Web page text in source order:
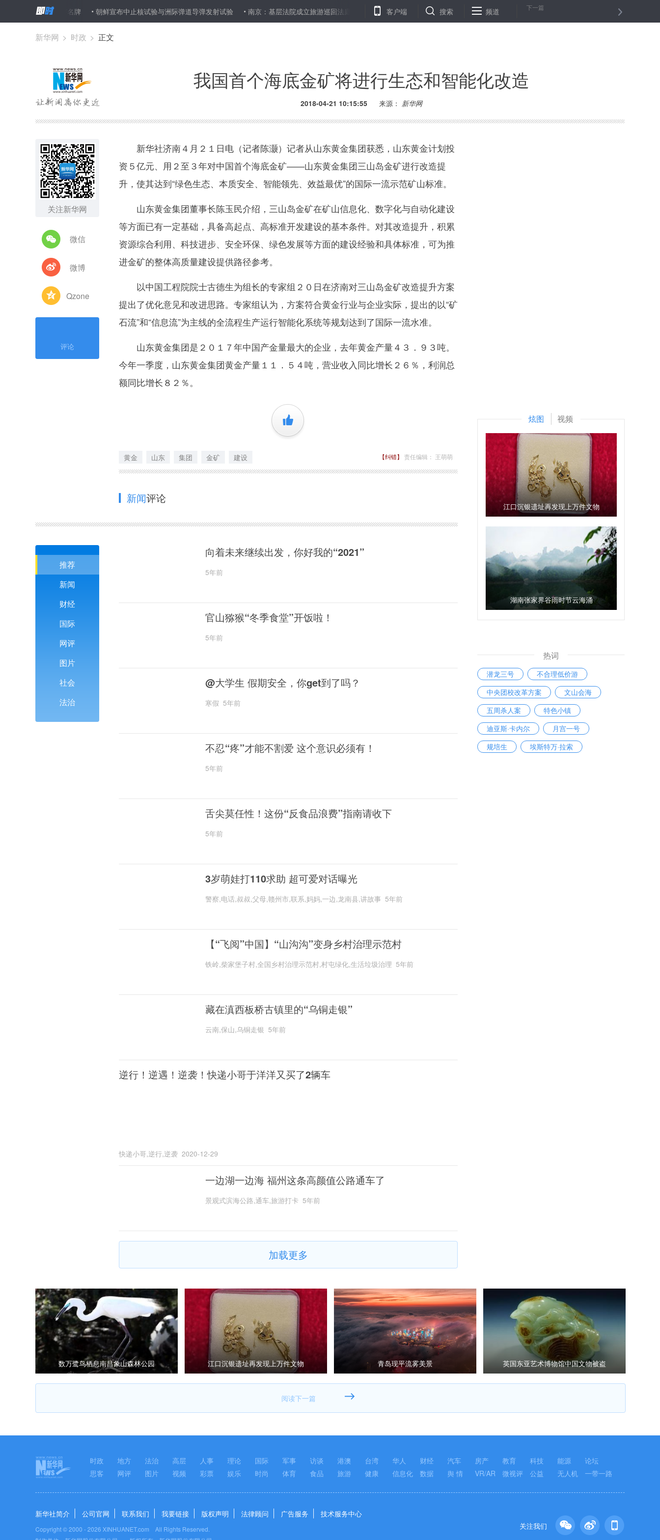
舱出差 只穿名牌 朝鲜宣布中止核试验与洲际弹道导弹发射试验 南京：基层法院成立旅游巡回法庭，开通旅游纠纷案件审判“快车道” 杭州：力争到2020年境内外上市公司达235家 贵州铜仁处分扶贫
客户端 搜索 频道 下一篇
新华网 > 时政 > 正文
我国首个海底金矿将进行生态和智能化改造
2018-04-21 10:15:55 来源： 新华网
关注新华网
微信
微博
Qzone
评论
新华社济南４月２１日电（记者陈灏）记者从山东黄金集团获悉，山东黄金计划投
资５亿元、用２至３年对中国首个海底金矿——山东黄金集团三山岛金矿进行改造提
升，使其达到“绿色生态、本质安全、智能领先、效益最优”的国际一流示范矿山标准。
山东黄金集团董事长陈玉民介绍，三山岛金矿在矿山信息化、数字化与自动化建设
等方面已有一定基础，具备高起点、高标准开发建设的基本条件。对其改造提升，积累
资源综合利用、科技进步、安全环保、绿色发展等方面的建设经验和具体标准，可为推
进金矿的整体高质量建设提供路径参考。
以中国工程院院士古德生为组长的专家组２０日在济南对三山岛金矿改造提升方案
提出了优化意见和改进思路。专家组认为，方案符合黄金行业与企业实际，提出的以“矿
石流”和“信息流”为主线的全流程生产运行智能化系统等规划达到了国际一流水准。
山东黄金集团是２０１７年中国产金量最大的企业，去年黄金产量４３．９３吨。
今年一季度，山东黄金集团黄金产量１１．５４吨，营业收入同比增长２６％，利润总
额同比增长８２％。
+1
黄金 山东 集团 金矿 建设 【纠错】 责任编辑： 王萌萌
新闻评论
推荐
新闻
财经
国际
网评
图片
社会
法治
向着未来继续出发，你好我的“2021”
5年前
官山猕猴“冬季食堂”开饭啦！
5年前
@大学生 假期安全，你get到了吗？
寒假 5年前
不忍“疼”才能不割爱 这个意识必须有！
5年前
舌尖莫任性！这份“反食品浪费”指南请收下
5年前
3岁萌娃打110求助 超可爱对话曝光
警察,电话,叔叔,父母,赣州市,联系,妈妈,一边,龙南县,讲故事 5年前
【“飞阅”中国】“山沟沟”变身乡村治理示范村
铁岭,柴家堡子村,全国乡村治理示范村,村屯绿化,生活垃圾治理 5年前
藏在滇西板桥古镇里的“乌铜走银”
云南,保山,乌铜走银 5年前
逆行！逆遇！逆袭！快递小哥于洋洋又买了2辆车
快递小哥,逆行,逆袭 2020-12-29
一边湖一边海 福州这条高颜值公路通车了
景观式滨海公路,通车,旅游打卡 5年前
加载更多
炫图 视频
江口沉银遗址再发现上万件文物
湖南张家界谷雨时节云海涌
热词
潜龙三号
不合理低价游
中央团校改革方案
文山会海
五周杀人案
特色小镇
迪亚斯·卡内尔
月宫一号
规培生
埃斯特万·拉索
数万鹭鸟栖息南昌象山森林公园 江口沉银遗址再发现上万件文物 青岛现平流雾美景 英国东亚艺术博物馆中国文物被盗
时政 地方 法治 高层 人事 理论 国际 军事 访谈 港澳 台湾 华人 财经 汽车 房产 教育 科技 能源
论坛
思客
网评 图片 视频 彩票 娱乐 时尚 体育 食品 旅游 健康 信息化 数据 舆 情 VR/AR 微视评 公益 无人机 一带一路
关注我们
新华社简介 公司官网 联系我们 我要链接 版权声明 法律顾问 广告服务 技术服务中心
Copyright © 2000 -2026 XINHUANET.com All Rights Reserved.